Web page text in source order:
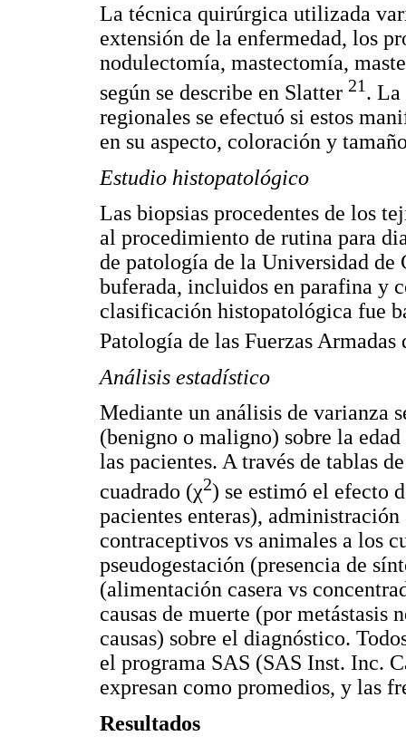
La técnica quirúrgica utilizada
extensión de la enfermedad, los
nodulectomía, mastectomía,
según se describe en Slatter 21. La
regionales se efectuó si estos
en su aspecto, coloración y
Estudio histopatológico
Las biopsias procedentes de los
al procedimiento de rutina para
de patología de la Universidad
buferada, incluidos en parafina y
clasificación histopatológica fue
Patología de las Fuerzas
Análisis estadístico
Mediante un análisis de varianza
(benigno o maligno) sobre la
las pacientes. A través de tablas
cuadrado (χ2) se estimó el efecto
pacientes enteras),
contraceptivos vs animales a los
pseudogestación (presencia de
(alimentación casera vs
causas de muerte (por metástasis
causas) sobre el diagnóstico.
el programa SAS (SAS Inst. Inc.
expresan como promedios, y las
Resultados